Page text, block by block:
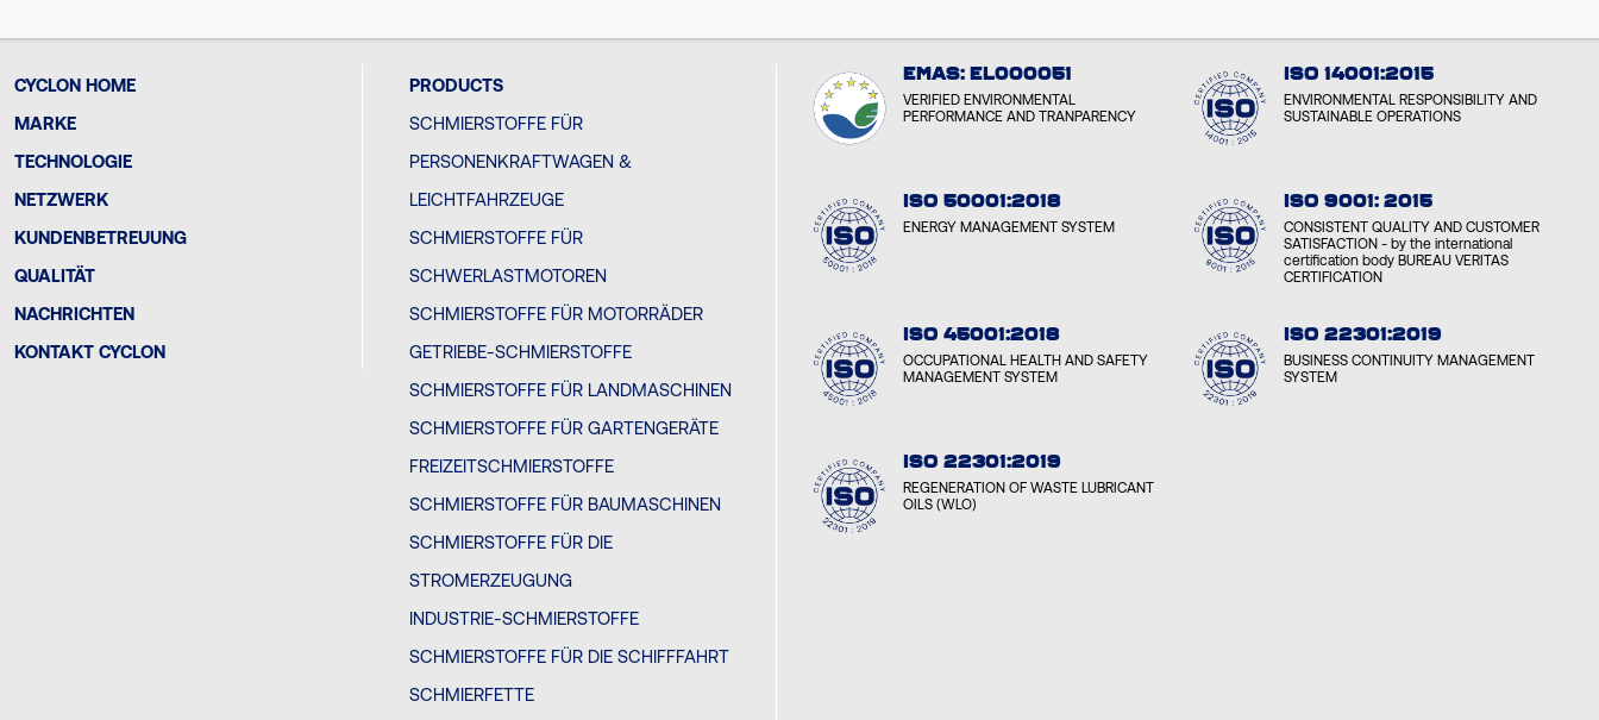
CYCLON HOME
MARKE
TECHNOLOGIE
NETZWERK
KUNDENBETREUUNG
QUALITÄT
NACHRICHTEN
KONTAKT CYCLON
PRODUCTS
SCHMIERSTOFFE FÜR
PERSONENKRAFTWAGEN &
LEICHTFAHRZEUGE
SCHMIERSTOFFE FÜR
SCHWERLASTMOTOREN
SCHMIERSTOFFE FÜR MOTORRÄDER
GETRIEBE-SCHMIERSTOFFE
SCHMIERSTOFFE FÜR LANDMASCHINEN
SCHMIERSTOFFE FÜR GARTENGERÄTE
FREIZEITSCHMIERSTOFFE
SCHMIERSTOFFE FÜR BAUMASCHINEN
SCHMIERSTOFFE FÜR DIE
STROMERZEUGUNG
INDUSTRIE-SCHMIERSTOFFE
SCHMIERSTOFFE FÜR DIE SCHIFFFAHRT
SCHMIERFETTE
EMAS: EL000051
VERIFIED ENVIRONMENTAL
PERFORMANCE AND TRANPARENCY
ISO 14001:2015
ENVIRONMENTAL RESPONSIBILITY AND
SUSTAINABLE OPERATIONS
ISO 50001:2018
ENERGY MANAGEMENT SYSTEM
ISO 9001: 2015
CONSISTENT QUALITY AND CUSTOMER
SATISFACTION - by the international
certification body BUREAU VERITAS
CERTIFICATION
ISO 45001:2018
OCCUPATIONAL HEALTH AND SAFETY
MANAGEMENT SYSTEM
ISO 22301:2019
BUSINESS CONTINUITY MANAGEMENT
SYSTEM
ISO 22301:2019
REGENERATION OF WASTE LUBRICANT
OILS (WLO)